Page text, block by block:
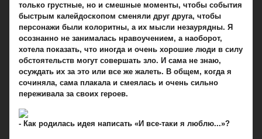
только грустные, но и смешные моменты, чтобы события
быстрым калейдоскопом сменяли друг друга, чтобы
персонажи были колоритны, а их мысли незаурядны. Я
осознанно не занималась нравоучением, а наоборот,
хотела показать, что иногда и очень хорошие люди в силу
обстоятельств могут совершать зло. И сама не знаю,
осуждать их за это или все же жалеть. В общем, когда я
сочиняла, сама плакала и смеялась и очень сильно
переживала за своих героев.
- Как родилась идея написать «И все-таки я люблю...»?